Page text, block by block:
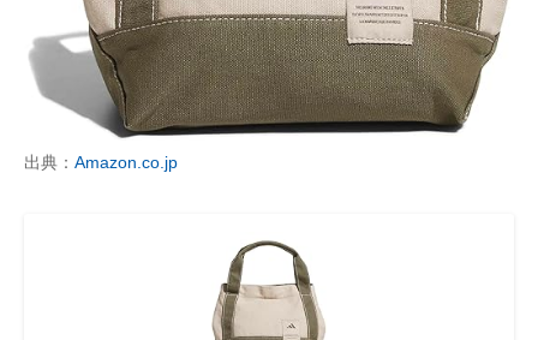
出典： Amazon.co.jp